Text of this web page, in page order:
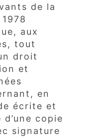
de la
aux
tout
droit
et
en
écrite et
copie
signature